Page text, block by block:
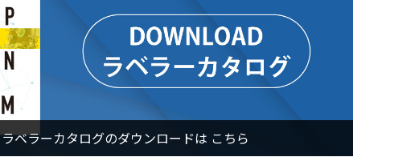
ラベラーカタログのダウンロードは こちら